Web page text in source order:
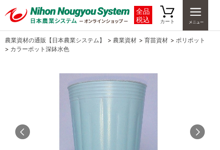
全品
税込
カート
農業資材の通販【日本農業システム】 > 農業資材 > 育苗資材 > ポリポット
> カラーポット深鉢水色